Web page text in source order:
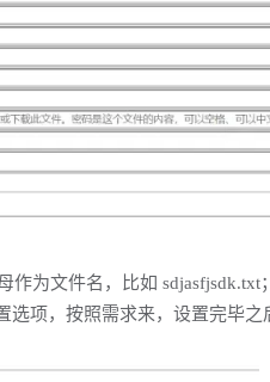
为文件名，比如 sdjasfjsdk.txt
选项，按照需求来，设置完毕之